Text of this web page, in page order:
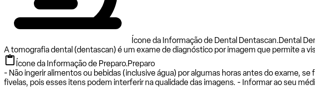
Ícone da Informação de Dental Dentascan.Dental
A tomografia dental (dentascan) é um exame de diagnóstico por imagem que permite a
Ícone da Informação de Preparo.Preparo
- Não ingerir alimentos ou bebidas (inclusive água) por algumas horas antes do exame,
fivelas, pois esses itens podem interferir na qualidade das imagens. - Informar ao seu